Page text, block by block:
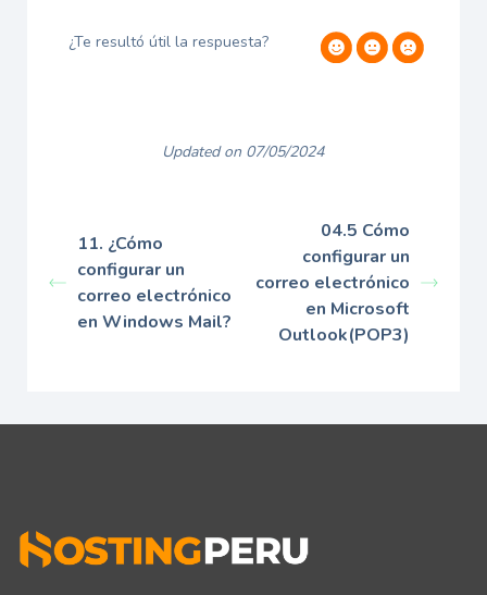
¿Te resultó útil la respuesta?
Updated on 07/05/2024
11. ¿Cómo
configurar un
correo electrónico
en Windows Mail?
04.5 Cómo
configurar un
correo electrónico
en Microsoft
Outlook(POP3)